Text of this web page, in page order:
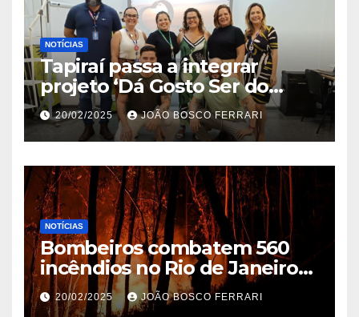
NOTÍCIAS
Tapiraí passa a integrar
projeto ‘Dá Gosto Ser do
Ribeira’ | ASN São Paulo
20/02/2025 JOÃO BOSCO FERRARI
NOTÍCIAS
Bombeiros combatem 560
incêndios no Rio de Janeiro
em 2025
20/02/2025 JOÃO BOSCO FERRARI